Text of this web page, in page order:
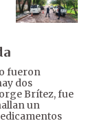
fueron
dos
Brítez, fue
un